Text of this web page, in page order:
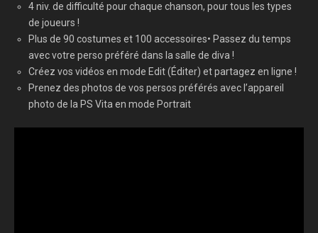
4 niv. de difficulté pour chaque chanson, pour tous les types
de joueurs !
Plus de 90 costumes et 100 accessoires• Passez du temps
avec votre perso préféré dans la salle de diva !
Créez vos vidéos en mode Edit (Éditer) et partagez en ligne !
Prenez des photos de vos persos préférés avec l’appareil
photo de la PS Vita en mode Portrait